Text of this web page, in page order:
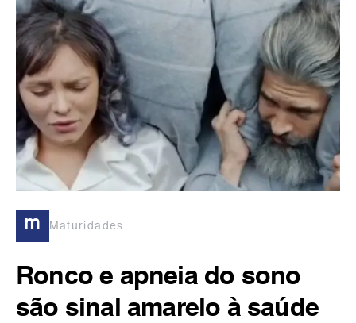
m Maturidades
Ronco e apneia do sono
são sinal amarelo à saúde